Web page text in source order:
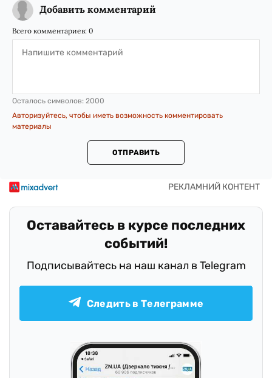
Добавить комментарий
Всего комментариев: 0
Осталось символов: 2000
Авторизуйтесь, чтобы иметь возможность комментировать
материалы
ОТПРАВИТЬ
Оставайтесь в курсе последних
событий!
Подписывайтесь на наш канал в Telegram
Следить в Телеграмме